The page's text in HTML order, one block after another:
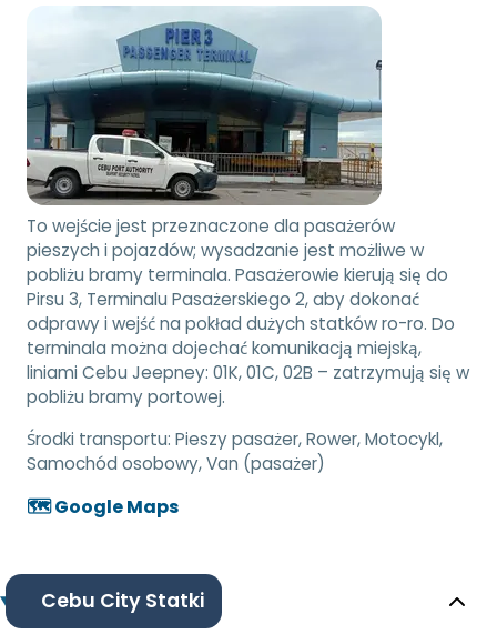
To wejście jest przeznaczone dla pasażerów
pieszych i pojazdów; wysadzanie jest możliwe w
pobliżu bramy terminala. Pasażerowie kierują się do
Pirsu 3, Terminalu Pasażerskiego 2, aby dokonać
odprawy i wejść na pokład dużych statków ro-ro. Do
terminala można dojechać komunikacją miejską,
liniami Cebu Jeepney: 01K, 01C, 02B – zatrzymują się w
pobliżu bramy portowej.
Środki transportu: Pieszy pasażer, Rower, Motocykl,
Samochód osobowy, Van (pasażer)
🗺️ Google Maps
Cebu City Statki